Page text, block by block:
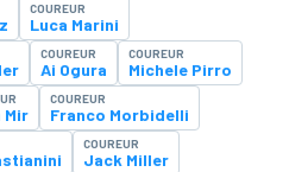
COUREUR
Luca Marini
COUREUR
Ai Ogura
COUREUR
Michele Pirro
Mir
COUREUR
Franco Morbidelli
COUREUR
Jack Miller